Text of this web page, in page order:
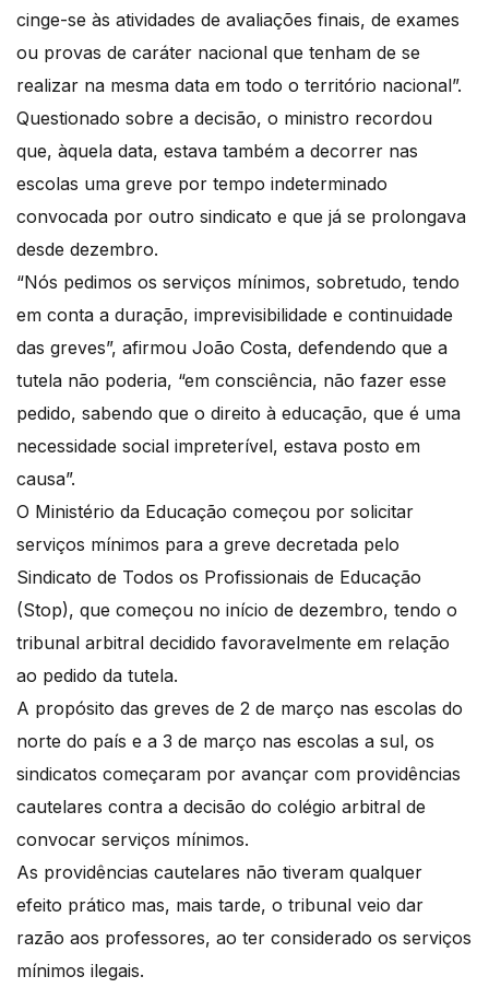
cinge-se às atividades de avaliações finais, de exames
ou provas de caráter nacional que tenham de se
realizar na mesma data em todo o território nacional”.
Questionado sobre a decisão, o ministro recordou
que, àquela data, estava também a decorrer nas
escolas uma greve por tempo indeterminado
convocada por outro sindicato e que já se prolongava
desde dezembro.
“Nós pedimos os serviços mínimos, sobretudo, tendo
em conta a duração, imprevisibilidade e continuidade
das greves”, afirmou João Costa, defendendo que a
tutela não poderia, “em consciência, não fazer esse
pedido, sabendo que o direito à educação, que é uma
necessidade social impreterível, estava posto em
causa”.
O Ministério da Educação começou por solicitar
serviços mínimos para a greve decretada pelo
Sindicato de Todos os Profissionais de Educação
(Stop), que começou no início de dezembro, tendo o
tribunal arbitral decidido favoravelmente em relação
ao pedido da tutela.
A propósito das greves de 2 de março nas escolas do
norte do país e a 3 de março nas escolas a sul, os
sindicatos começaram por avançar com providências
cautelares contra a decisão do colégio arbitral de
convocar serviços mínimos.
As providências cautelares não tiveram qualquer
efeito prático mas, mais tarde, o tribunal veio dar
razão aos professores, ao ter considerado os serviços
mínimos ilegais.